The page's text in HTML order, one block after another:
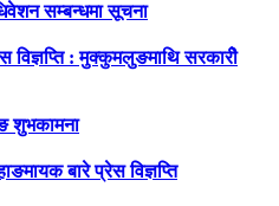
सम्बन्धमा सूचना
: मुक्कुमलुङमाथि सरकारीे
शुभकामना
बारे प्रेस विज्ञप्ति